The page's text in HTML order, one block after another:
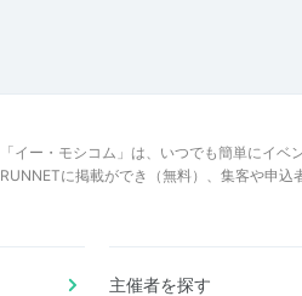
「イー・モシコム」は、いつでも簡単にイベ
RUNNETに掲載ができ（無料）、集客や申込
主催者を探す